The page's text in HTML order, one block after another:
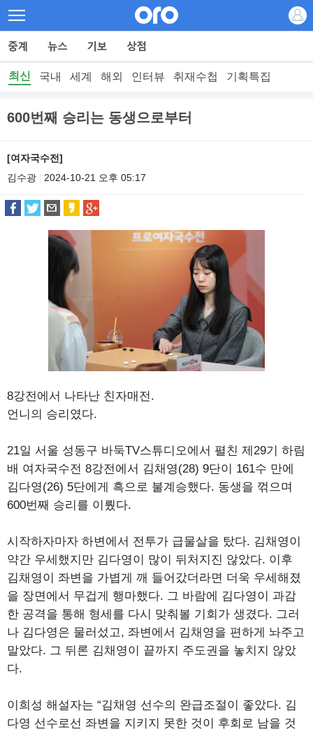
최신 국내 세계 해외 인터뷰 취재수첩 기획특집
600번째 승리는 동생으로부터
[여자국수전]
김수광
2024-10-21 오후 05:17
8강전에서 나타난 친자매전.
언니의 승리였다.
21일 서울 성동구 바둑TV스튜디오에서 펼친 제29기 하림
배 여자국수전 8강전에서 김채영(28) 9단이 161수 만에
김다영(26) 5단에게 흑으로 불계승했다. 동생을 꺾으며
600번째 승리를 이뤘다.
시작하자마자 하변에서 전투가 급물살을 탔다. 김채영이
약간 우세했지만 김다영이 많이 뒤처지진 않았다. 이후
김채영이 좌변을 가볍게 깨 들어갔더라면 더욱 우세해졌
을 장면에서 무겁게 행마했다. 그 바람에 김다영이 과감
한 공격을 통해 형세를 다시 맞춰볼 기회가 생겼다. 그러
나 김다영은 물러섰고, 좌변에서 김채영을 편하게 놔주고
말았다. 그 뒤론 김채영이 끝까지 주도권을 놓치지 않았
다.
이희성 해설자는 “김채영 선수의 완급조절이 좋았다. 김
다영 선수로선 좌변을 지키지 못한 것이 후회로 남을 것